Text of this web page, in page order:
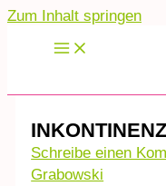
Zum Inhalt springen
INKONTINENZ
Schreibe einen
Grabowski